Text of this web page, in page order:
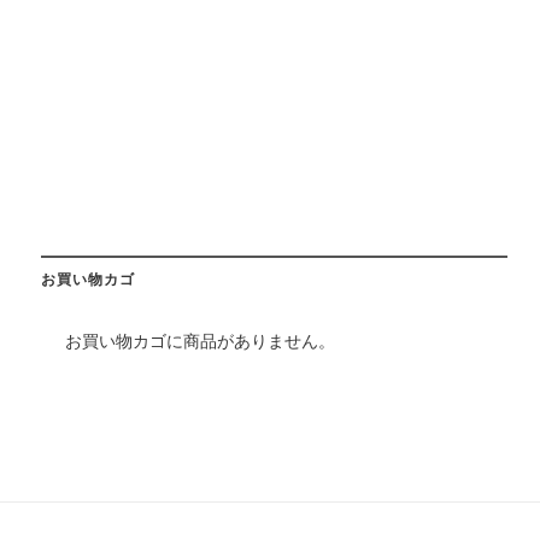
お買い物カゴ
お買い物カゴに商品がありません。